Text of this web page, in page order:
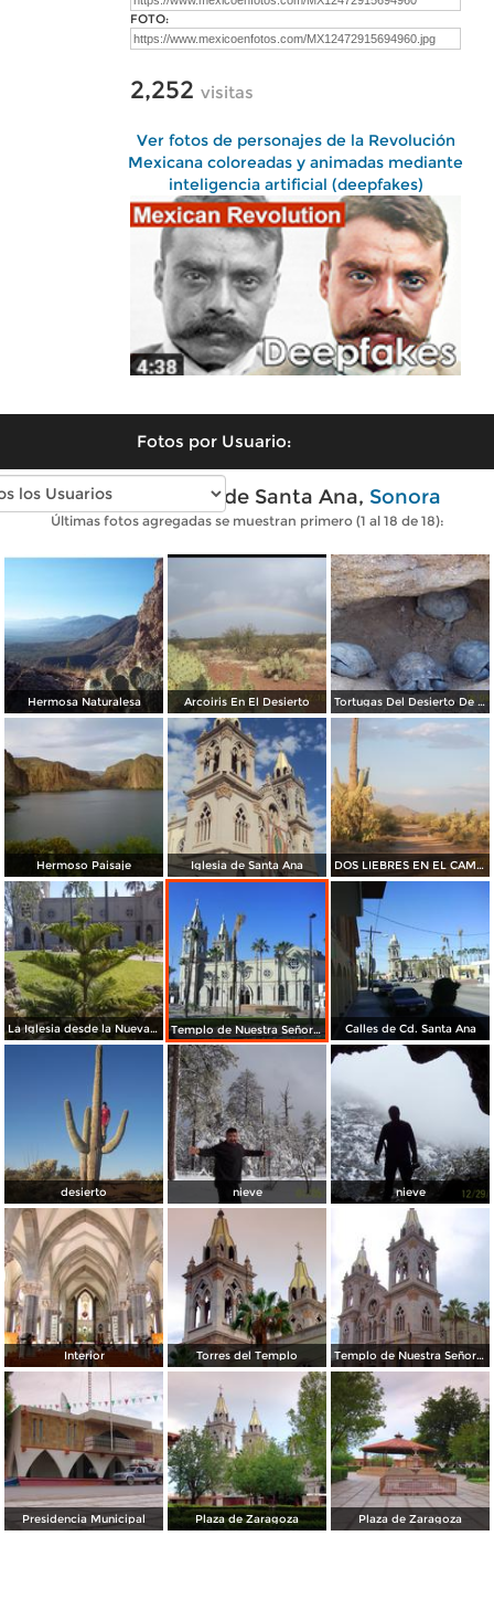
FOTO:
2,252 visitas
Ver fotos de personajes de la Revolución
Mexicana coloreadas y animadas mediante
inteligencia artificial (deepfakes)
Fotos por Usuario:
Fotos modernas de Santa Ana, Sonora
Últimas fotos agregadas se muestran primero (1 al 18 de 18):
Hermosa Naturalesa Arcoiris En El Desierto Tortugas Del Desierto De Sonora
Hermoso Paisaje Iglesia de Santa Ana DOS LIEBRES EN EL CAMINO
La Iglesia desde la Nueva Plaza Templo de Nuestra Señora de Santa Ana Calles de Cd. Santa Ana
desierto nieve nieve
Interior Torres del Templo Templo de Nuestra Señora de Santa Ana
Presidencia Municipal Plaza de Zaragoza Plaza de Zaragoza